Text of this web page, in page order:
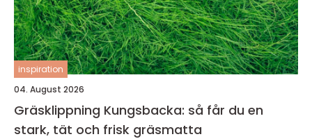
inspiration
04. August 2026
Gräsklippning Kungsbacka: så får du en
stark, tät och frisk gräsmatta